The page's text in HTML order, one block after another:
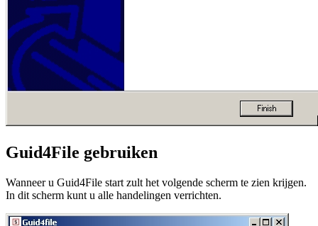
Guid4File gebruiken
Wanneer u Guid4File start zult het volgende scherm te zien krijgen.
In dit scherm kunt u alle handelingen verrichten.